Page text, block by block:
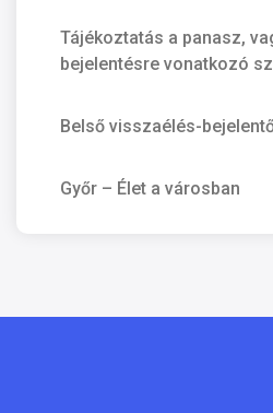
Tájékoztatás a panasz,
bejelentésre vonatkozó
Belső visszaélés-
Győr – Élet a városban